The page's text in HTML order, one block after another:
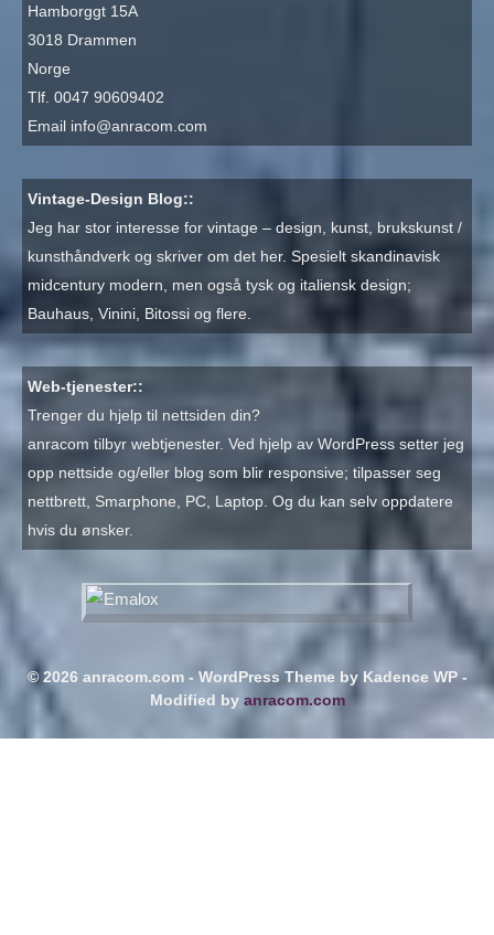
Hamborggt 15A
3018 Drammen
Norge
Tlf. 0047 90609402
Email info@anracom.com
Vintage-Design Blog::
Jeg har stor interesse for vintage – design, kunst, brukskunst /
kunsthåndverk og skriver om det her. Spesielt skandinavisk
midcentury modern, men også tysk og italiensk design;
Bauhaus, Vinini, Bitossi og flere.
Web-tjenester::
Trenger du hjelp til nettsiden din?
anracom tilbyr webtjenester. Ved hjelp av WordPress setter jeg
opp nettside og/eller blog som blir responsive; tilpasser seg
nettbrett, Smarphone, PC, Laptop. Og du kan selv oppdatere
hvis du ønsker.
© 2026 anracom.com - WordPress Theme by Kadence WP-
Modified by anracom.com